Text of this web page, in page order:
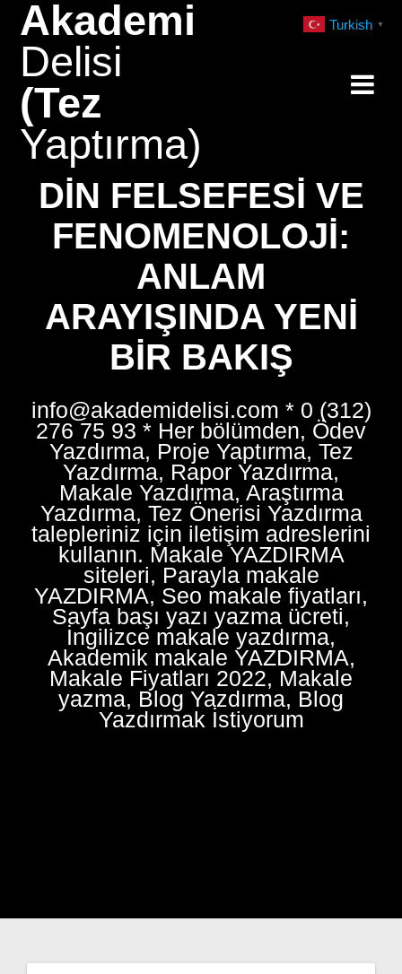
Akademi
Delisi
(Tez
Yaptırma)
DIN FELSEFESI VE
FENOMENOLOJI:
ANLAM
ARAYIŞINDA YENI
BIR BAKIŞ
info@akademidelisi.com * 0 (312)
276 75 93 * Her bölümden, Ödev
Yazdırma, Proje Yaptırma, Tez
Yazdırma, Rapor Yazdırma,
Makale Yazdırma, Araştırma
Yazdırma, Tez Önerisi Yazdırma
talepleriniz için iletişim adreslerini
kullanın. Makale YAZDIRMA
siteleri, Parayla makale
YAZDIRMA, Seo makale fiyatları,
Sayfa başı yazı yazma ücreti,
İngilizce makale yazdırma,
Akademik makale YAZDIRMA,
Makale Fiyatları 2022, Makale
yazma, Blog Yazdırma, Blog
Yazdırmak İstiyorum
Turkish ▼